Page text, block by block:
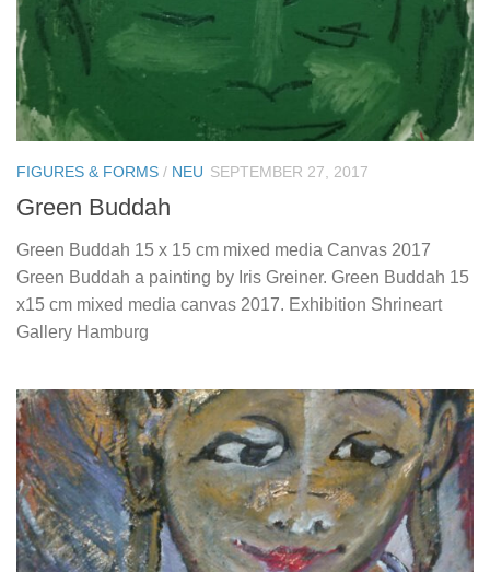
FIGURES & FORMS / NEU SEPTEMBER 27, 2017
Green Buddah
Green Buddah 15 x 15 cm mixed media Canvas 2017
Green Buddah a painting by Iris Greiner. Green Buddah 15
x15 cm mixed media canvas 2017. Exhibition Shrineart
Gallery Hamburg